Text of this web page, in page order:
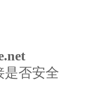
是否安全